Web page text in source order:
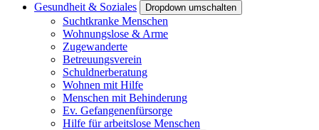
Gesundheit & Soziales
Dropdown umschalten
Suchtkranke Menschen
Wohnungslose & Arme
Zugewanderte
Betreuungsverein
Schuldnerberatung
Wohnen mit Hilfe
Menschen mit Behinderung
Ev. Gefangenenfürsorge
Hilfe für arbeitslose Menschen